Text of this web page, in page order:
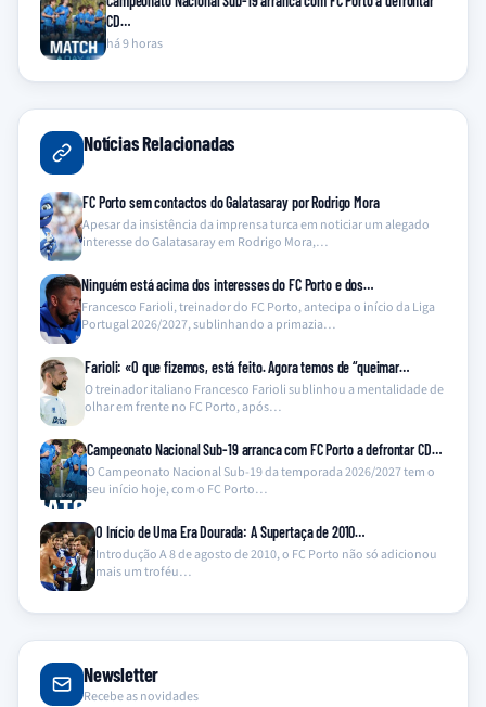
CD…
há 9 horas
Notícias Relacionadas
FC Porto sem contactos do Galatasaray por Rodrigo Mora
Apesar da insistência da imprensa turca em noticiar um alegado
interesse do Galatasaray em Rodrigo Mora,…
Ninguém está acima dos interesses do FC Porto e dos…
Francesco Farioli, treinador do FC Porto, antecipa o início da Liga
Portugal 2026/2027, sublinhando a primazia…
Farioli: «O que fizemos, está feito. Agora temos de “queimar…
O treinador italiano Francesco Farioli sublinhou a mentalidade de
olhar em frente no FC Porto, após…
Campeonato Nacional Sub-19 arranca com FC Porto a defrontar CD…
O Campeonato Nacional Sub-19 da temporada 2026/2027 tem o
seu início hoje, com o FC Porto…
O Início de Uma Era Dourada: A Supertaça de 2010…
Introdução A 8 de agosto de 2010, o FC Porto não só adicionou
mais um troféu…
Newsletter
Recebe as novidades